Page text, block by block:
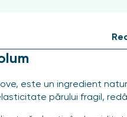
este un ingredient
părului fragil,